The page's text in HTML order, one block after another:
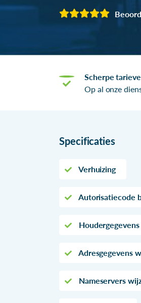
Scherpe
Op al onze
Specificaties
Verhuizing
Autorisatiecode
Adresgegevens
Nameservers